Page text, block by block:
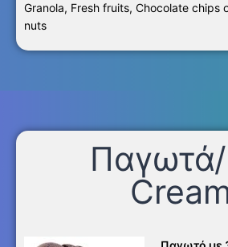
Granola, Fresh fruits, Chocolate chips
nuts